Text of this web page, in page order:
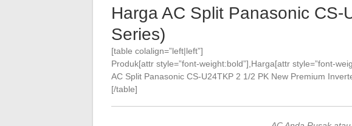
Harga AC Split Panasonic
Series)
[table colalign=”left|left”]
Produk[attr style=”font-weight:bold”],Harga[attr style=”font-
AC Split Panasonic CS-U24TKP 2 1/2 PK New Premium
[/table]